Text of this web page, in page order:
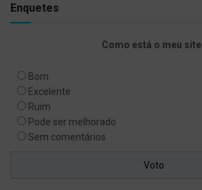
Enquetes
Como está o meu
Bom
Excelente
Ruim
Pode ser melhorado
Sem comentários